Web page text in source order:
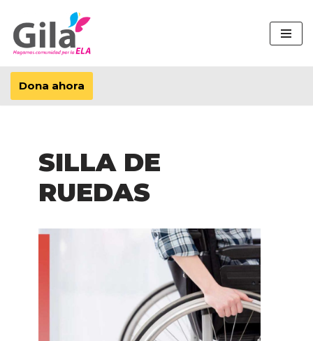
Saltar
al
contenido
Dona ahora
SILLA DE
RUEDAS